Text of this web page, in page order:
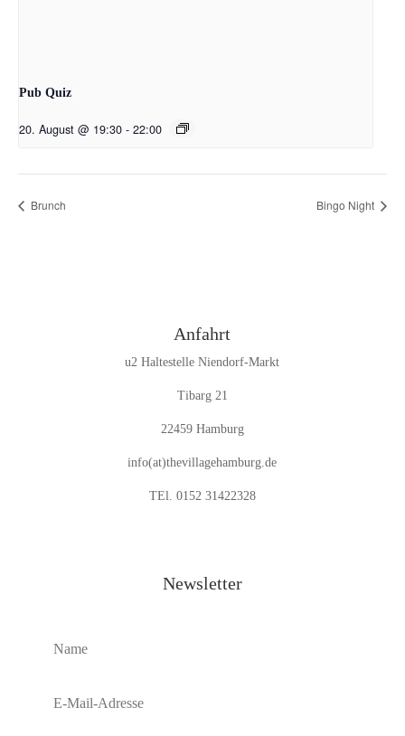
Pub Quiz
20. August @ 19:30 - 22:00
Brunch Bingo Night
Anfahrt
u2 Haltestelle Niendorf-Markt
Tibarg 21
22459 Hamburg
info(at)thevillagehamburg.de
TEl. 0152 31422328
Newsletter